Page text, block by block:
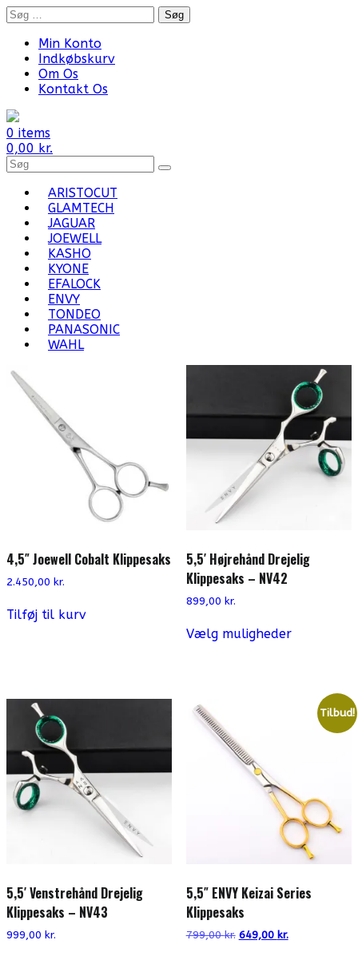
Skip
to
content
Søg
efter:
Min Konto
Indkøbskurv
Om Os
Kontakt Os
0 items
0,00 kr.
Search
for
Products:ARISTOCUT
GLAMTECH
JAGUAR
JOEWELL
KASHO
KYONE
EFALOCK
ENVY
TONDEO
PANASONIC
WAHL
4,5″ Joewell Cobalt Klippesaks
2.450,00 kr.
Tilføj til kurv
5,5′ Højrehånd Drejelig
Klippesaks – NV42
899,00 kr.
Vælg mulighedervare
vælges
5,5′ Venstrehånd Drejelig
Klippesaks – NV43
999,00 kr.
Tilbud!
5,5″ ENVY Keizai Series
Klippesaks
799,00kr. Den
649,00 kr.Den